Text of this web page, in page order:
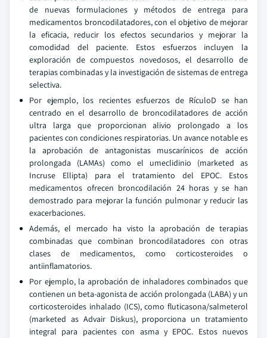
de nuevas formulaciones y métodos de entrega para
medicamentos broncodilatadores, con el objetivo de mejorar
la eficacia, reducir los efectos secundarios y mejorar la
comodidad del paciente. Estos esfuerzos incluyen la
exploración de compuestos novedosos, el desarrollo de
terapias combinadas y la investigación de sistemas de entrega
selectiva.
Por ejemplo, los recientes esfuerzos de RículoD se han
centrado en el desarrollo de broncodilatadores de acción
ultra larga que proporcionan alivio prolongado a los
pacientes con condiciones respiratorias. Un avance notable es
la aprobación de antagonistas muscarínicos de acción
prolongada (LAMAs) como el umeclidinio (marketed as
Incruse Ellipta) para el tratamiento del EPOC. Estos
medicamentos ofrecen broncodilación 24 horas y se han
demostrado para mejorar la función pulmonar y reducir las
exacerbaciones.
Además, el mercado ha visto la aprobación de terapias
combinadas que combinan broncodilatadores con otras
clases de medicamentos, como corticosteroides o
antiinflamatorios.
Por ejemplo, la aprobación de inhaladores combinados que
contienen un beta-agonista de acción prolongada (LABA) y un
corticosteroides inhalado (ICS), como fluticasona/salmeterol
(marketed as Advair Diskus), proporciona un tratamiento
integral para pacientes con asma y EPOC. Estos nuevos